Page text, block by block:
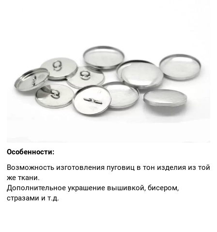
Особенности:
Возможность изготовления пуговиц в тон изделия из той
же ткани.
Дополнительное украшение вышивкой, бисером,
стразами и т.д.